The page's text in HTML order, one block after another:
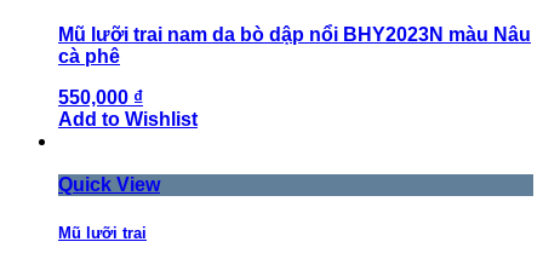
Mũ lưỡi trai nam da bò dập nổi BHY2023N màu Nâu
cà phê
550,000 ₫
Add to Wishlist
Quick View
Mũ lưỡi trai